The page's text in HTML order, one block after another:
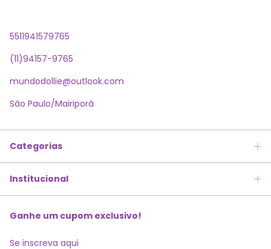
5511941579765
(11)94157-9765
mundodollie@outlook.com
São Paulo/Mairiporã
Categorias
Institucional
Ganhe um cupom exclusivo!
Se inscreva aqui